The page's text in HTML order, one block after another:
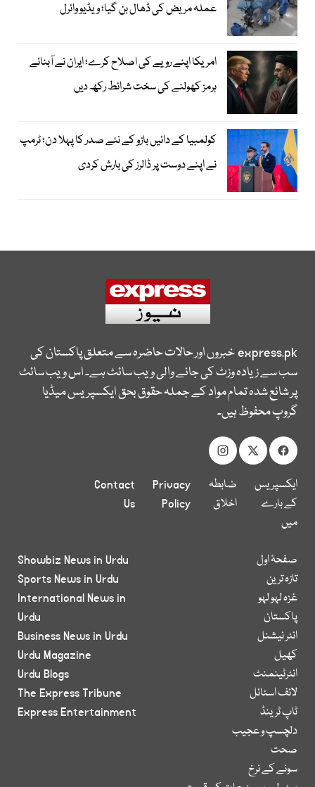
عملہ مریض کی ڈھال بن گیا؛ ویڈیو وائرل
امریکا اپنے رویے کی اصلاح کرے؛ ایران نے آبنائے
ہرمز کھولنے کی سخت شرائط رکھ دیں
کولمبیا کے دائیں بازو کے نئے صدر کا پہلا دن؛ ٹرمپ
نے اپنے دوست پر ڈالرز کی بارش کردی
express.pkخبروں اور حالات حاضرہ سے متعلق پاکستان کی
سب سے زیادہ وزٹ کی جانے والی ویب سائٹ ہے۔ اس ویب سائٹ
پر شائع شدہ تمام مواد کے جملہ حقوق بحق ایکسپریس میڈیا
گروپ محفوظ ہیں۔
ایکسپریس
کے بارے
میں
ضابطہ
اخلاق
Privacy
Policy
Contact
Us
صفحۂ اول
تازہ ترین
غزہ لہو لہو
پاکستان
انٹر نیشنل
کھیل
انٹرٹینمنٹ
لائف اسٹائل
ٹاپ ٹرینڈ
دلچسپ و عجیب
صحت
سونے کے نرخ
Showbiz News in Urdu
Sports News in Urdu
International News in
Urdu
Business News in Urdu
Urdu Magazine
Urdu Blogs
The Express Tribune
Express Entertainment